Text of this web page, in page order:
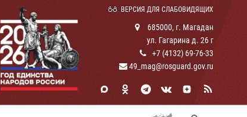
ВЕРСИЯ ДЛЯ СЛАБОВИДЯЩИХ
685000, г. Магадан
ул. Гагарина д. 26 г
+7 (4132) 69-76-33
49_mag@rosguard.gov.ru